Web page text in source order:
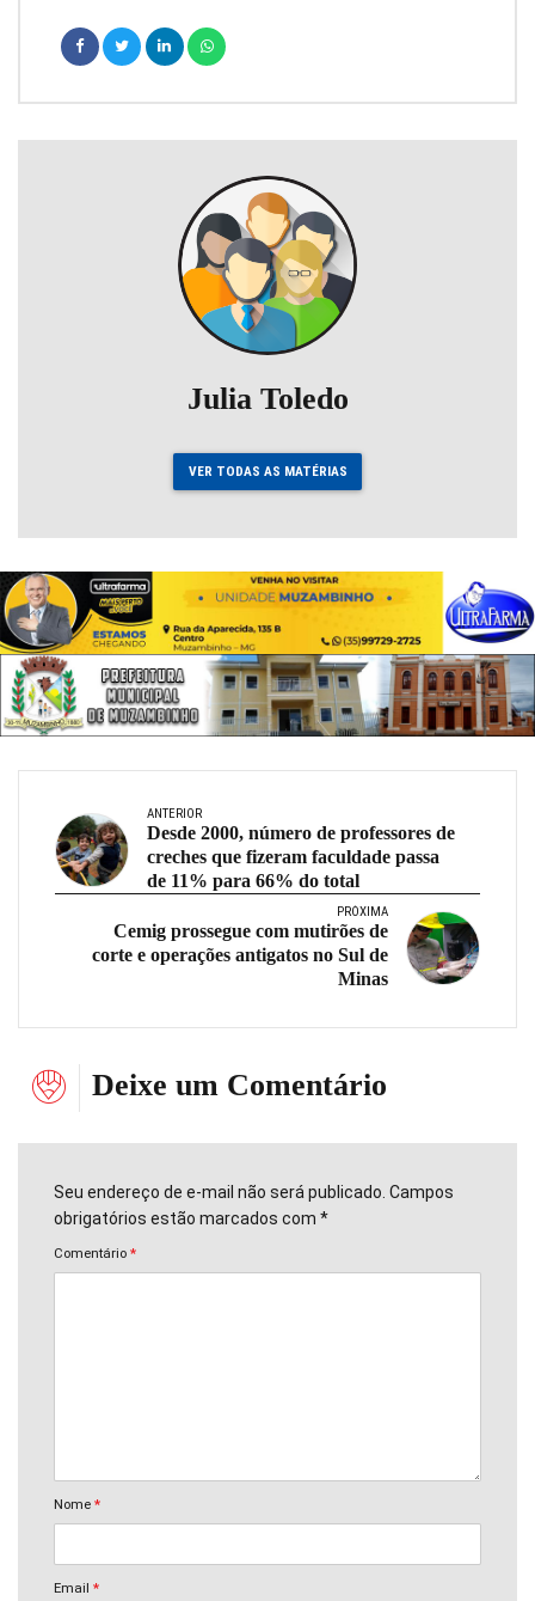
Julia Toledo
VER TODAS AS MATÉRIAS
ANTERIOR
Desde 2000, número de professores de
creches que fizeram faculdade passa
de 11% para 66% do total
PRÓXIMA
Cemig prossegue com mutirões de
corte e operações antigatos no Sul de
Minas
Deixe um Comentário
Seu endereço de e-mail não será publicado. Campos
obrigatórios estão marcados com *
Comentário *
Nome *
Email *